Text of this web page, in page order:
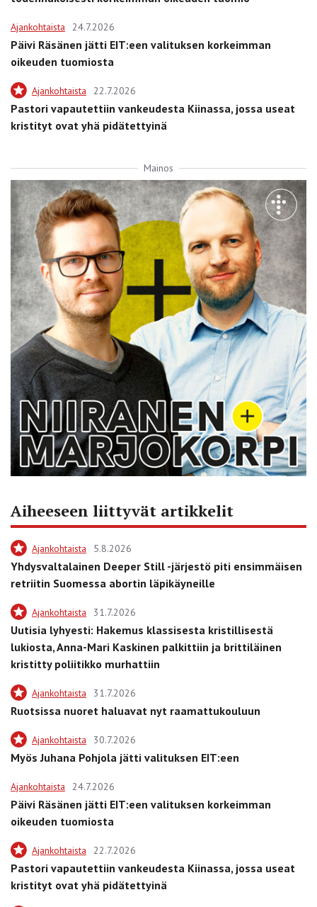
Ajankohtaista 24.7.2026
Päivi Räsänen jätti EIT:een valituksen korkeimman
oikeuden tuomiosta
Ajankohtaista 22.7.2026
Pastori vapautettiin vankeudesta Kiinassa, jossa useat
kristityt ovat yhä pidätettyinä
Mainos
Aiheeseen liittyvät artikkelit
Ajankohtaista 5.8.2026
Yhdysvaltalainen Deeper Still -järjestö piti ensimmäisen
retriitin Suomessa abortin läpikäyneille
Ajankohtaista 31.7.2026
Uutisia lyhyesti: Hakemus klassisesta kristillisestä
lukiosta, Anna-Mari Kaskinen palkittiin ja brittiläinen
kristitty poliitikko murhattiin
Ajankohtaista 31.7.2026
Ruotsissa nuoret haluavat nyt raamattukouluun
Ajankohtaista 30.7.2026
Myös Juhana Pohjola jätti valituksen EIT:een
Ajankohtaista 24.7.2026
Päivi Räsänen jätti EIT:een valituksen korkeimman
oikeuden tuomiosta
Ajankohtaista 22.7.2026
Pastori vapautettiin vankeudesta Kiinassa, jossa useat
kristityt ovat yhä pidätettyinä